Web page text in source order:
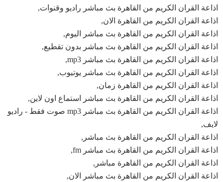
اذاعة القران الكريم من القاهرة بث مباشر راديو وقنوات,
اذاعة القران الكريم من القاهرة الان,
اذاعة القران الكريم من القاهرة بث مباشر اليوم,
اذاعة القران الكريم من القاهرة بث مباشر بدون تقطيع,
اذاعة القران الكريم من القاهرة بث مباشر mp3,
اذاعة القران الكريم من القاهرة بث مباشر يوتيوب,
اذاعة القران الكريم من القاهرة زمان,
اذاعة القران الكريم من القاهرة بث مباشر استماع اون لاين,
اذاعة القران الكريم من القاهرة بث مباشر mp3 صوت فقط - راديو
لايف,
اذاعة القران الكريم من القاهرة بث مباشر,
اذاعة القران الكريم من القاهرة بث مباشر fm,
اذاعة القران الكريم من القاهرة مباشر,
اذاعة القران الكريم من القاهرة بث مباشر الان,